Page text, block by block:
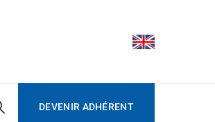
DEVENIR ADHÉRENT